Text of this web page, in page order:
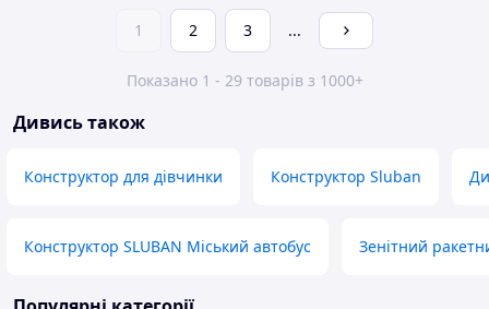
1 2 3 ...
Показано 1 - 29 товарів з 1000+
Дивись також
Конструктор для дівчинки Конструктор Sluban
Конструктор SLUBAN Міський автобус Зенітний